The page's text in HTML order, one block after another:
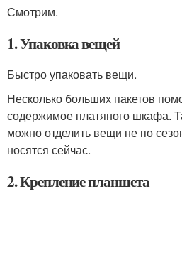
Смотрим.
1. Упаковка вещей
Быстро упаковать вещи.
Несколько больших пакетов
содержимое платяного шкафа.
можно отделить вещи не по
носятся сейчас.
2. Крепление планшета